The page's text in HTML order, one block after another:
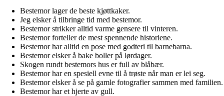
Bestemor lager de beste kjøttkaker.
Jeg elsker å tilbringe tid med bestemor.
Bestemor strikker alltid varme gensere til vinteren.
Bestemor forteller de mest spennende historiene.
Bestemor har alltid en pose med godteri til barnebarna.
Bestemor elsker å bake boller på lørdager.
Skogen rundt bestemors hus er full av blåbær.
Bestemor har en spesiell evne til å trøste når man er lei seg.
Bestemor elsker å se på gamle fotografier sammen med familien.
Bestemor har et hjerte av gull.